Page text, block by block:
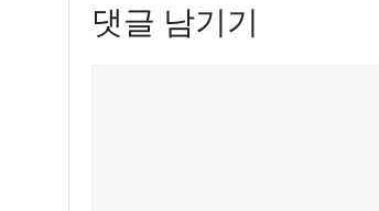
댓글 남기기